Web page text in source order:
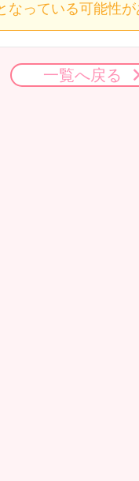
っている可能性が
一覧へ戻る